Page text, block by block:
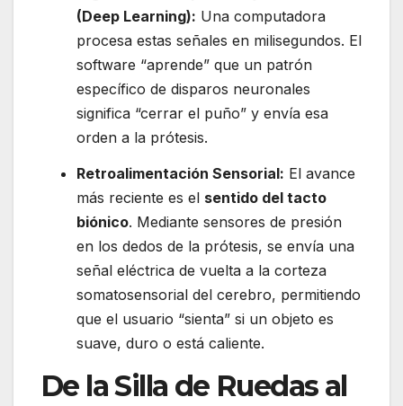
(Deep Learning): Una computadora
procesa estas señales en milisegundos. El
software “aprende” que un patrón
específico de disparos neuronales
significa “cerrar el puño” y envía esa
orden a la prótesis.
Retroalimentación Sensorial: El avance
más reciente es el sentido del tacto
biónico. Mediante sensores de presión
en los dedos de la prótesis, se envía una
señal eléctrica de vuelta a la corteza
somatosensorial del cerebro, permitiendo
que el usuario “sienta” si un objeto es
suave, duro o está caliente.
De la Silla de Ruedas al